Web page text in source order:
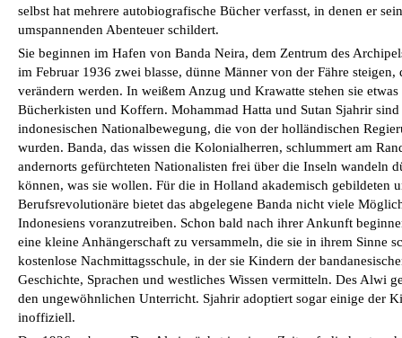
selbst hat mehrere autobiografische Bücher verfasst, in denen er
umspannenden Abenteuer schildert.
Sie beginnen im Hafen von Banda Neira, dem Zentrum des
im Februar 1936 zwei blasse, dünne Männer von der Fähre
verändern werden. In weißem Anzug und Krawatte stehen sie
Bücherkisten und Koffern. Mohammad Hatta und Sutan Sjahrir
indonesischen Nationalbewegung, die von der holländischen
wurden. Banda, das wissen die Kolonialherren, schlummert am
andernorts gefürchteten Nationalisten frei über die Inseln wandeln
können, was sie wollen. Für die in Holland akademisch gebildeten
Berufsrevolutionäre bietet das abgelegene Banda nicht viele
Indonesiens voranzutreiben. Schon bald nach ihrer Ankunft
eine kleine Anhängerschaft zu versammeln, die sie in ihrem Sinne
kostenlose Nachmittagsschule, in der sie Kindern der
Geschichte, Sprachen und westliches Wissen vermitteln. Des Alwi
den ungewöhnlichen Unterricht. Sjahrir adoptiert sogar einige der
inoffiziell.